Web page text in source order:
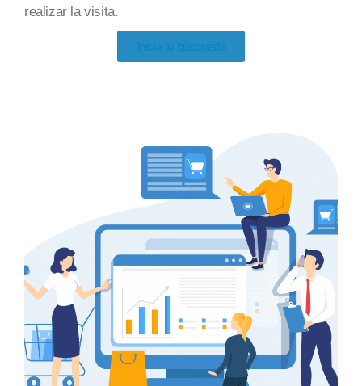
realizar la visita.
Inicia tu búsqueda